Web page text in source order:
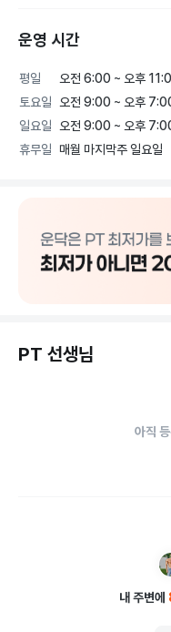
작"이라는 의미로 체형개선, 바
과학적인 측정 평가를 기반으
별 운동목표를 성취할 수 있게
퍼스널 트레이닝(PT) 1:1, 1:2
등록전 체험수업 가능합니다.(
운영 시간
평일
오전 6:00 ~ 오후
토요일
오전 9:00 ~ 오후
일요일
오전 9:00 ~ 오후
휴무일
매월 마지막주 일요일
PT 선생님
아직
내 주변에